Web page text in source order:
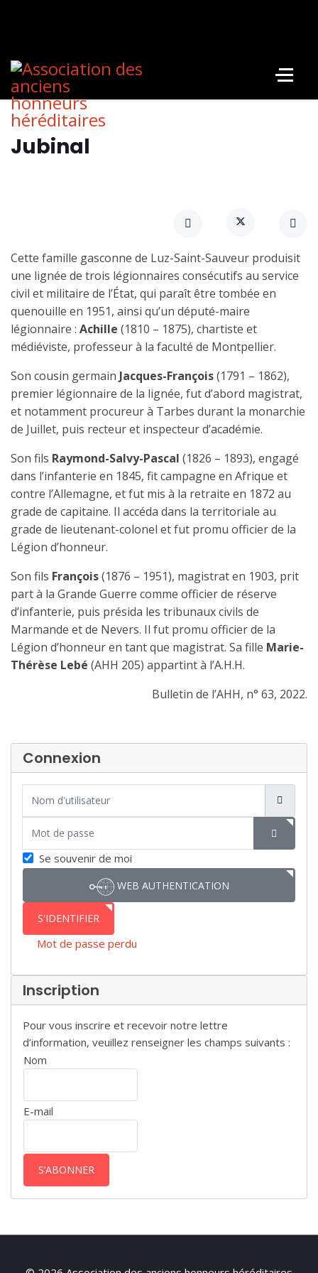
Jubinal
Cette famille gasconne de Luz-Saint-Sauveur produisit
une lignée de trois légionnaires consécutifs au service
civil et militaire de l’État, qui paraît être tombée en
quenouille en 1951, ainsi qu’un député-maire
légionnaire : Achille (1810 – 1875), chartiste et
médiéviste, professeur à la faculté de Montpellier.
Son cousin germain Jacques-François(1791 – 1862),
premier légionnaire de la lignée, fut d’abord magistrat,
et notamment procureur à Tarbes durant la monarchie
de Juillet, puis recteur et inspecteur d’académie.
Son fils Raymond-Salvy-Pascal (1826 – 1893), engagé
dans l’infanterie en 1845, fit campagne en Afrique et
contre l’Allemagne, et fut mis à la retraite en 1872 au
grade de capitaine. Il accéda dans la territoriale au
grade de lieutenant-colonel et fut promu officier de la
Légion d’honneur.
Son fils François(1876 – 1951), magistrat en 1903, prit
part à la Grande Guerre comme officier de réserve
d’infanterie, puis présida les tribunaux civils de
Marmande et de Nevers. Il fut promu officier de la
Légion d’honneur en tant que magistrat. Sa fille Marie-
Thérèse Lebé (AHH 205) appartint à l’A.H.H.
Bulletin de l’AHH, n° 63, 2022.
Connexion
SHOW
Se souvenir de moi
WEB AUTHENTICATION
S'IDENTIFIER
Mot de passe perdu
Inscription
Pour vous inscrire et recevoir notre lettre
d’information, veuillez renseigner les champs suivants :
Nom
E-mail